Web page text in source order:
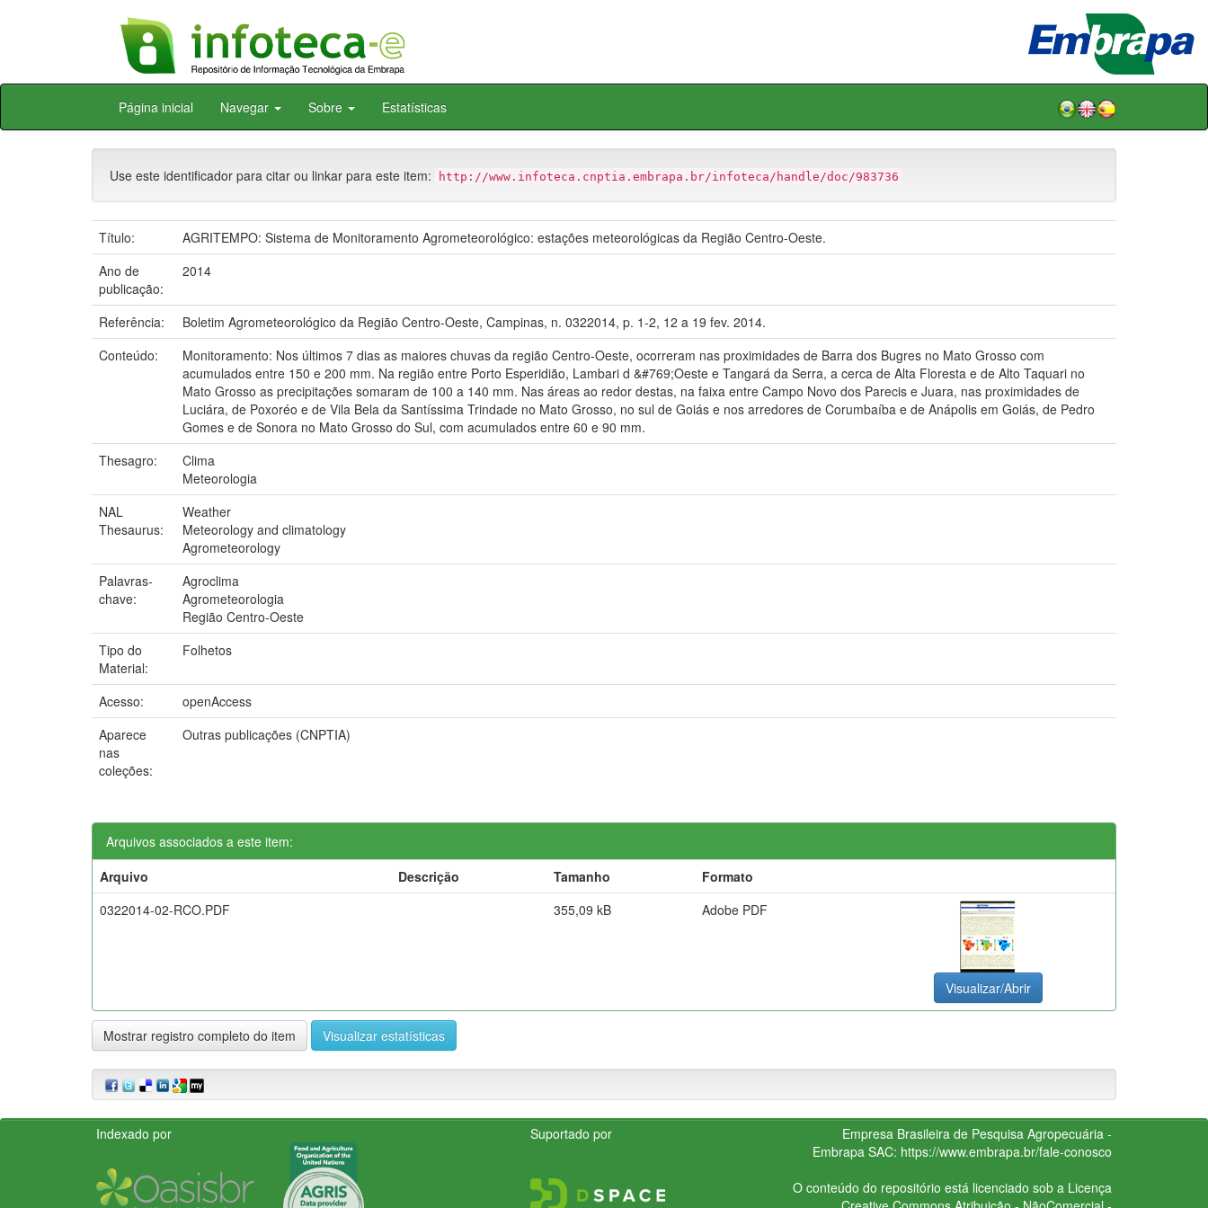
Skip
Página inicial Navegar Sobre Estatísticas
Use este identificador para citar ou linkar para este item: http://www.infoteca.cnptia.embrapa.br/infoteca/handle/doc/983736
Título:
AGRITEMPO: Sistema de Monitoramento Agrometeorológico: estações meteorológicas da Região Centro-Oeste.
Ano de
publicação:
2014
Referência:
Boletim Agrometeorológico da Região Centro-Oeste, Campinas, n. 0322014, p. 1-2, 12 a 19 fev. 2014.
Conteúdo:
Monitoramento: Nos últimos 7 dias as maiores chuvas da região Centro-Oeste, ocorreram nas proximidades de Barra dos Bugres no Mato Grosso com
acumulados entre 150 e 200 mm. Na região entre Porto Esperidião, Lambari d &#769;Oeste e Tangará da Serra, a cerca de Alta Floresta e de Alto Taquari no
Mato Grosso as precipitações somaram de 100 a 140 mm. Nas áreas ao redor destas, na faixa entre Campo Novo dos Parecis e Juara, nas proximidades de
Luciára, de Poxoréo e de Vila Bela da Santíssima Trindade no Mato Grosso, no sul de Goiás e nos arredores de Corumbaíba e de Anápolis em Goiás, de Pedro
Gomes e de Sonora no Mato Grosso do Sul, com acumulados entre 60 e 90 mm.
Thesagro:
Clima
Meteorologia
NAL
Thesaurus:
Weather
Meteorology and climatology
Agrometeorology
Palavras-
chave:
Agroclima
Agrometeorologia
Região Centro-Oeste
Tipo do
Material:
Folhetos
Acesso:
openAccess
Aparece
nas
coleções:
Outras publicações (CNPTIA)
Arquivos associados a este item:
Arquivo
Descrição Tamanho
Formato
0322014-02-RCO.PDF
355,09 kB Adobe PDF
Visualizar/Abrir
Mostrar registro completo do item Visualizar estatísticas
Indexado por Suportado por
Empresa Brasileira de Pesquisa Agropecuária -
Embrapa SAC: https://www.embrapa.br/fale-conosco
O conteúdo do repositório está licenciado sob a Licença